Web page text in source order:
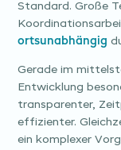
Standard. Große
ortsunabhängig
Gerade im
Entwicklung
transparenter,
effizienter.
ein komplexer